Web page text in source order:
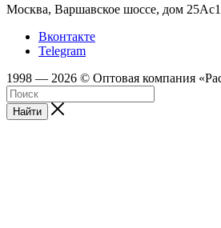
Москва, Варшавское шоссе, дом
Вконтакте
Telegram
1998 — 2026 © Оптовая компания
Найти